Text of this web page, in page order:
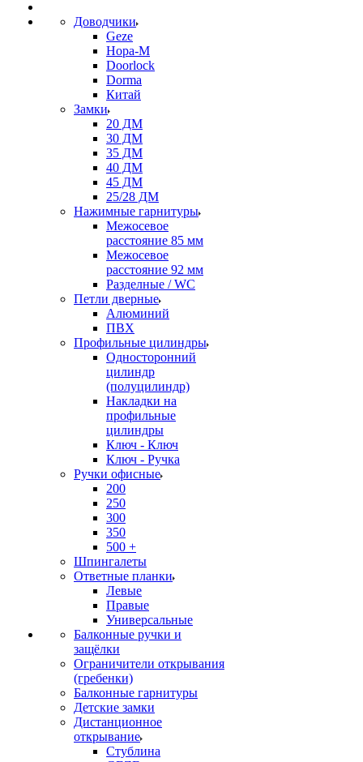
Доводчики
Geze
Нора-М
Doorlock
Dorma
Китай
Замки
20 ДМ
30 ДМ
35 ДМ
40 ДМ
45 ДМ
25/28 ДМ
Нажимные гарнитуры
Межосевое
расстояние 85 мм
Межосевое
расстояние 92 мм
Разделные / WC
Петли дверные
Алюминий
ПВХ
Профильные цилиндры
Односторонний
цилиндр
(полуцилиндр)
Накладки на
профильные
цилиндры
Ключ - Ключ
Ключ - Ручка
Ручки офисные
200
250
300
350
500 +
Шпингалеты
Ответные планки
Левые
Правые
Универсальные
Балконные ручки и
защёлки
Ограничители открывания
(гребенки)
Балконные гарнитуры
Детские замки
Дистанционное
открывание
Стублина